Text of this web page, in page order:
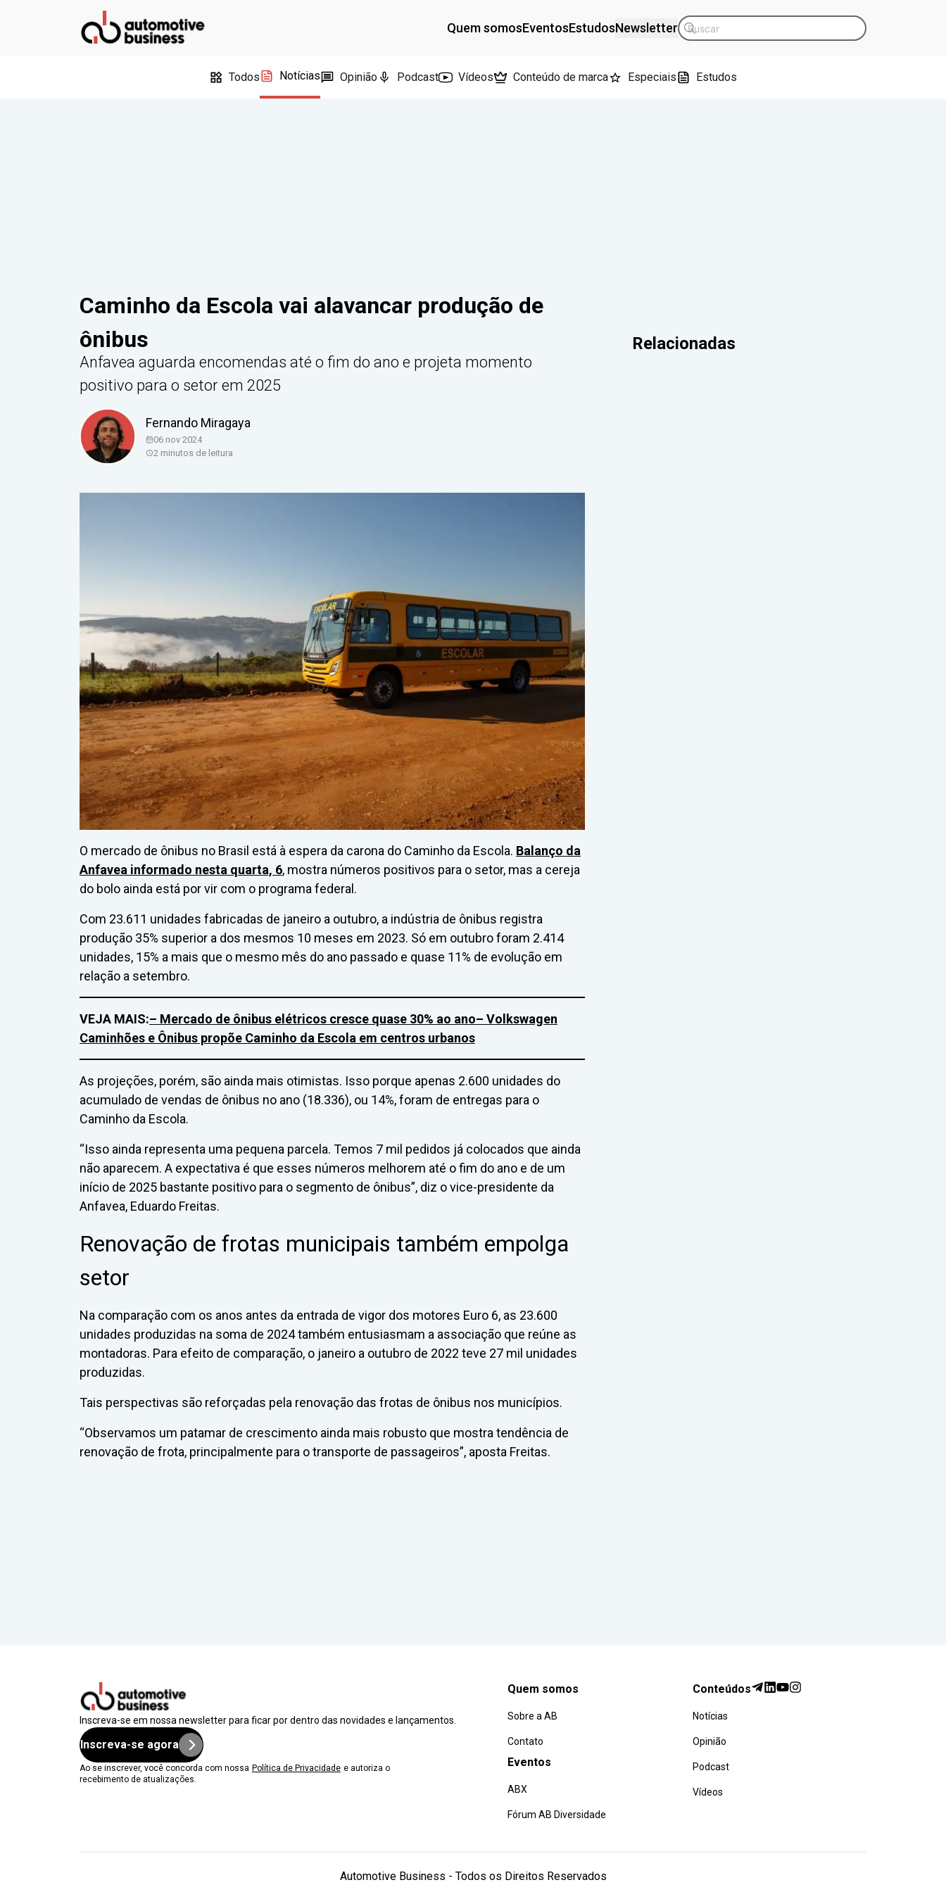
Quem somosEventosEstudosNewsletter
Todos Notícias Opinião Podcast Vídeos Conteúdo de marca Especiais Estudos
Caminho da Escola vai alavancar produção de
ônibus
Anfavea aguarda encomendas até o fim do ano e projeta momento
positivo para o setor em 2025
Fernando Miragaya
06 nov 2024
2 minutos de leitura
O mercado de ônibus no Brasil está à espera da carona do Caminho da Escola. Balanço da
Anfavea informado nesta quarta, 6, mostra números positivos para o setor, mas a cereja
do bolo ainda está por vir com o programa federal.
Com 23.611 unidades fabricadas de janeiro a outubro, a indústria de ônibus registra
produção 35% superior a dos mesmos 10 meses em 2023. Só em outubro foram 2.414
unidades, 15% a mais que o mesmo mês do ano passado e quase 11% de evolução em
relação a setembro.
VEJA MAIS:– Mercado de ônibus elétricos cresce quase 30% ao ano– Volkswagen
Caminhões e Ônibus propõe Caminho da Escola em centros urbanos
As projeções, porém, são ainda mais otimistas. Isso porque apenas 2.600 unidades do
acumulado de vendas de ônibus no ano (18.336), ou 14%, foram de entregas para o
Caminho da Escola.
“Isso ainda representa uma pequena parcela. Temos 7 mil pedidos já colocados que ainda
não aparecem. A expectativa é que esses números melhorem até o fim do ano e de um
início de 2025 bastante positivo para o segmento de ônibus”, diz o vice-presidente da
Anfavea, Eduardo Freitas.
Renovação de frotas municipais também empolga
setor
Na comparação com os anos antes da entrada de vigor dos motores Euro 6, as 23.600
unidades produzidas na soma de 2024 também entusiasmam a associação que reúne as
montadoras. Para efeito de comparação, o janeiro a outubro de 2022 teve 27 mil unidades
produzidas.
Tais perspectivas são reforçadas pela renovação das frotas de ônibus nos municípios.
“Observamos um patamar de crescimento ainda mais robusto que mostra tendência de
renovação de frota, principalmente para o transporte de passageiros”, aposta Freitas.
Relacionadas
Inscreva-se em nossa newsletter para ficar por dentro das novidades e lançamentos.
Inscreva-se agora
Ao se inscrever, você concorda com nossa Política de Privacidade e autoriza o
recebimento de atualizações.
Quem somos
Sobre a AB
Contato
Eventos
ABX
Fórum AB Diversidade
Conteúdos
Notícias
Opinião
Podcast
Vídeos
Automotive Business - Todos os Direitos Reservados